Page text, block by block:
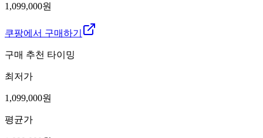
1,099,000원
쿠팡에서 구매하기
구매 추천 타이밍
최저가
1,099,000원
평균가